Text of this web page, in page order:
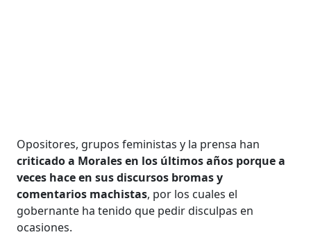
Opositores, grupos feministas y la prensa han
criticado a Morales en los últimos años porque a
veces hace en sus discursos bromas y
comentarios machistas, por los cuales el
gobernante ha tenido que pedir disculpas en
ocasiones.